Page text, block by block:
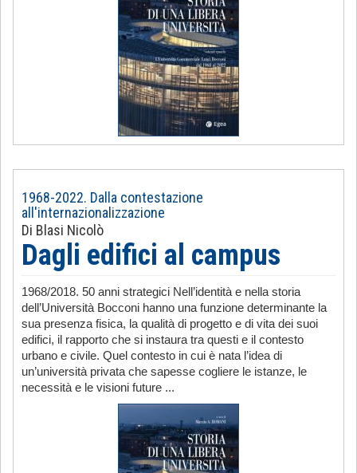
1968-2022. Dalla contestazione
all'internazionalizzazione
Di Blasi Nicolò
Dagli edifici al campus
1968/2018. 50 anni strategici Nell’identità e nella storia
dell’Università Bocconi hanno una funzione determinante la
sua presenza fisica, la qualità di progetto e di vita dei suoi
edifici, il rapporto che si instaura tra questi e il contesto
urbano e civile. Quel contesto in cui è nata l’idea di
un’università privata che sapesse cogliere le istanze, le
necessità e le visioni future ...